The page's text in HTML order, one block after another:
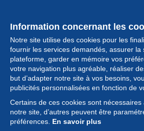
Information concernant les
Notre site utilise des cookies pour les
fournir les services demandés, assurer la
plateforme, garder en mémoire vos
votre navigation plus agréable, réaliser
but d’adapter notre site à vos besoins,
publicités personnalisées en fonction de
Certains de ces cookies sont
notre site, d’autres peuvent être
préférences. En savoir plus
Collection
Actualités
Fonctionnalités